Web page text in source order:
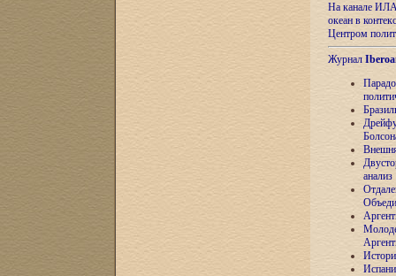
На канале
океан в
Центром
Журнал
анализ